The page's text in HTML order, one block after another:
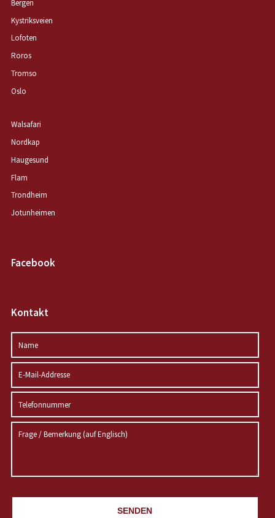
Bergen
Kystriksveien
Lofoten
Roros
Tromso
Oslo
Walsafari
Nordkap
Haugesund
Flam
Trondheim
Jotunheimen
Facebook
Kontakt
SENDEN